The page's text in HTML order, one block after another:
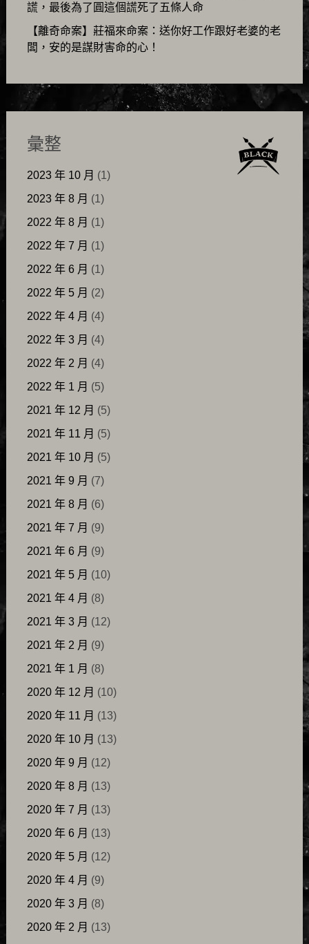
謊，最後為了圓這個謊死了五條人命
【離奇命案】莊福來命案：送你好工作跟好老婆的老
闆，安的是謀財害命的心！
彙整
2023 年 10 月 (1)
2023 年 8 月 (1)
2022 年 8 月 (1)
2022 年 7 月 (1)
2022 年 6 月 (1)
2022 年 5 月 (2)
2022 年 4 月 (4)
2022 年 3 月 (4)
2022 年 2 月 (4)
2022 年 1 月 (5)
2021 年 12 月 (5)
2021 年 11 月 (5)
2021 年 10 月 (5)
2021 年 9 月 (7)
2021 年 8 月 (6)
2021 年 7 月 (9)
2021 年 6 月 (9)
2021 年 5 月 (10)
2021 年 4 月 (8)
2021 年 3 月 (12)
2021 年 2 月 (9)
2021 年 1 月 (8)
2020 年 12 月 (10)
2020 年 11 月 (13)
2020 年 10 月 (13)
2020 年 9 月 (12)
2020 年 8 月 (13)
2020 年 7 月 (13)
2020 年 6 月 (13)
2020 年 5 月 (12)
2020 年 4 月 (9)
2020 年 3 月 (8)
2020 年 2 月 (13)